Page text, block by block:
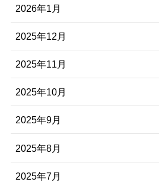
2026年1月
2025年12月
2025年11月
2025年10月
2025年9月
2025年8月
2025年7月